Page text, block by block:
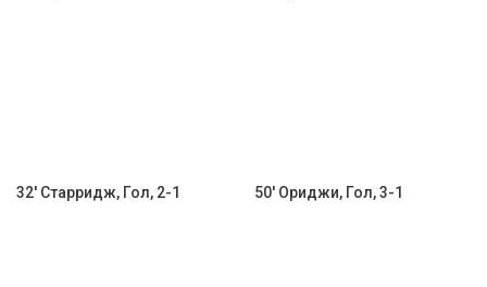
32' Старридж, Гол, 2-1 50' Ориджи, Гол, 3-1